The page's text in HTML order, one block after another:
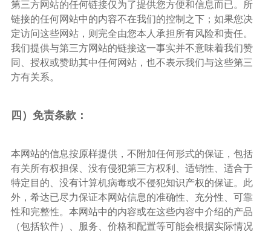
第三方网站的任何链接仅为了提供您方便和信息而已。所
链接的任何网站中的内容不在我们的控制之下；如果您决
定访问这些网站，则完全由您本人承担所有风险和责任。
我们提供与第三方网站的链接这一事实并不意味着我们赞
同、授权或赞助其中任何网站，也不表示我们与这些第三
方有关系。
四）免责条款：
本网站的信息按原样提供，不附加任何形式的保证，包括
有关所有权担保、没有侵犯第三方权利、适销性、适合于
特定目的、没有计算机病毒或不侵犯知识产权的保证。此
外，希达已尽力保证本网站信息的准确性、充分性、可靠
性和完整性。本网站中的内容或在这些内容中介绍的产品
（包括软件）、服务、价格和配置等可能会根据实际情况